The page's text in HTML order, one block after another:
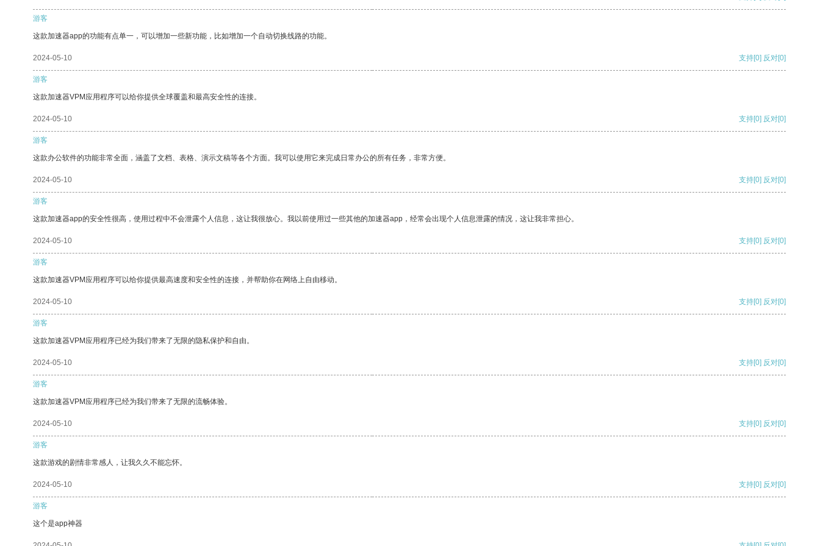
游客
这款加速器app的功能有点单一，可以增加一些新功能，比如增加一个自动切换线路的功能。
2024-05-10 支持[0] 反对[0]
游客
这款加速器VPM应用程序可以给你提供全球覆盖和最高安全性的连接。
2024-05-10 支持[0] 反对[0]
游客
这款办公软件的功能非常全面，涵盖了文档、表格、演示文稿等各个方面。我可以使用它来完成日常办公的所有任务，非常方便。
2024-05-10 支持[0] 反对[0]
游客
这款加速器app的安全性很高，使用过程中不会泄露个人信息，这让我很放心。我以前使用过一些其他的加速器app，经常会出现个人信息泄露的情况，这让我非常担心。
2024-05-10 支持[0] 反对[0]
游客
这款加速器VPM应用程序可以给你提供最高速度和安全性的连接，并帮助你在网络上自由移动。
2024-05-10 支持[0] 反对[0]
游客
这款加速器VPM应用程序已经为我们带来了无限的隐私保护和自由。
2024-05-10 支持[0] 反对[0]
游客
这款加速器VPM应用程序已经为我们带来了无限的流畅体验。
2024-05-10 支持[0] 反对[0]
游客
这款游戏的剧情非常感人，让我久久不能忘怀。
2024-05-10 支持[0] 反对[0]
游客
这个是app神器